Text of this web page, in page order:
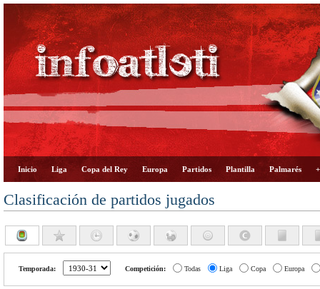
Inicio Liga Copa del Rey Europa Partidos Plantilla Palmarés
Clasificación de partidos jugados
Temporada: Competición: Todas Liga Copa Europa